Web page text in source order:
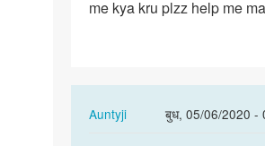
ki…
me kya kru plzz help me
Auntyji
बुध, 05/06/2020 -
In